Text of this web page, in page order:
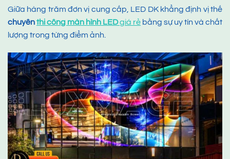
Giữa hàng trăm đơn vị cung cấp, LED DK khẳng định vị thế
chuyênthi công màn hình LEDgiá rẻ bằng sự uy tín và chất
lượng trong từng điểm ảnh.